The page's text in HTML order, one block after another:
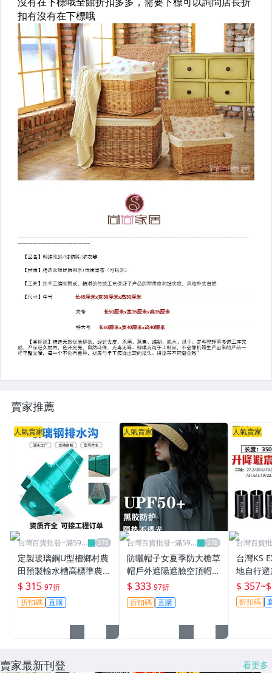
賣家推薦
人氣賣家
台灣百貨批發~滿599
定製玻璃鋼U型槽鄉村農
田預製輸水槽高標準農田
灌溉水渠排水溝台灣百貨
$ 315 97折
折扣碼 直購
人氣賣家
台灣百貨批發~滿599
防曬帽子女夏季防大檐草
帽戶外遮陽遮臉空頂帽U
PF50+空頂帽台灣百貨
$ 333 97折
折扣碼 直購
人氣賣家
台灣百貨
台灣KS
地自行
駕公路
百貨
$ 357~
折扣碼
賣家最新刊登 看更多